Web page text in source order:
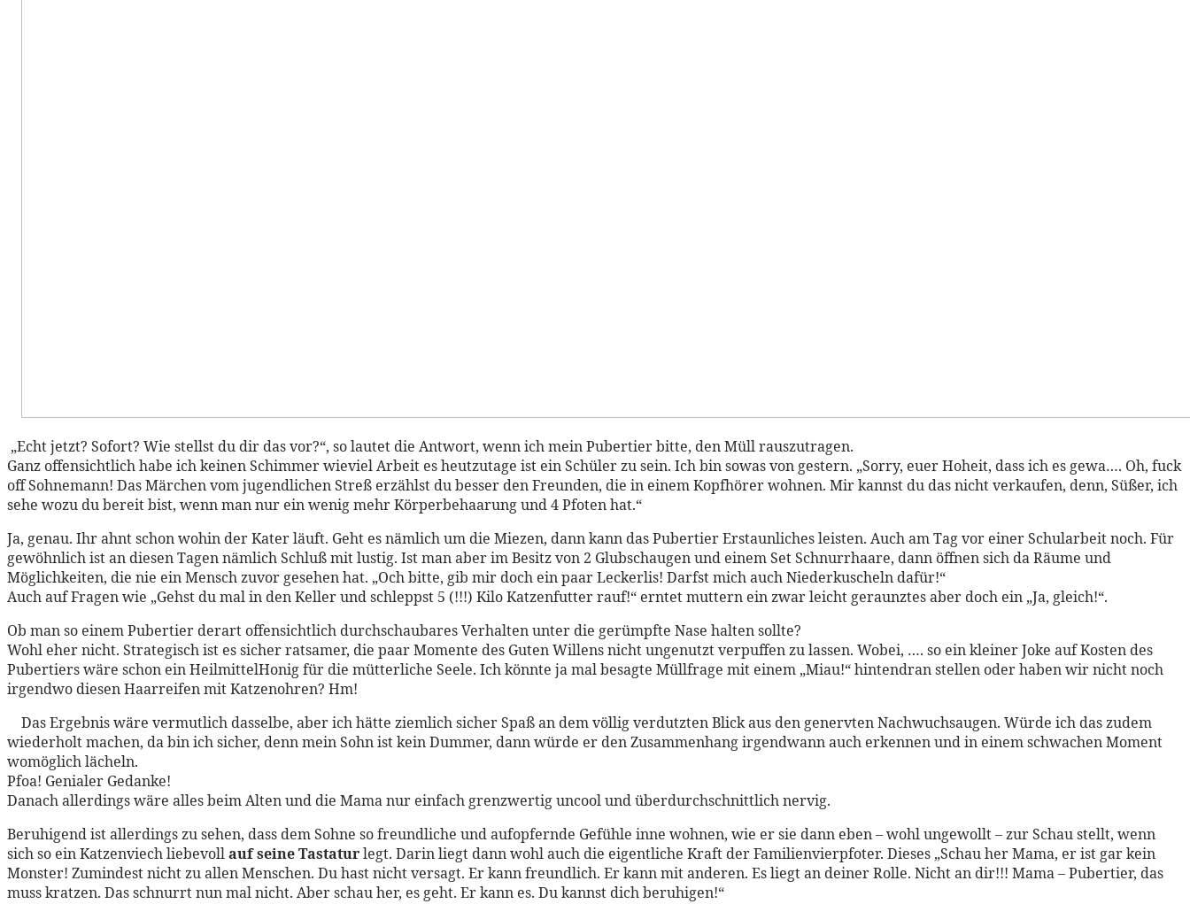
„Echt jetzt? Sofort? Wie stellst du dir das vor?“, so lautet die Antwort, wenn ich mein Pubertier bitte, den Müll rauszutragen.
Ganz offensichtlich habe ich keinen Schimmer wieviel Arbeit es heutzutage ist ein Schüler zu sein. Ich bin sowas von gestern. „Sorry, euer Hoheit, dass ich es gewa…. Oh, fuck
off Sohnemann! Das Märchen vom jugendlichen Streß erzählst du besser den Freunden, die in einem Kopfhörer wohnen. Mir kannst du das nicht verkaufen, denn, Süßer, ich
sehe wozu du bereit bist, wenn man nur ein wenig mehr Körperbehaarung und 4 Pfoten hat.“
Ja, genau. Ihr ahnt schon wohin der Kater läuft. Geht es nämlich um die Miezen, dann kann das Pubertier Erstaunliches leisten. Auch am Tag vor einer Schularbeit noch. Für
gewöhnlich ist an diesen Tagen nämlich Schluß mit lustig. Ist man aber im Besitz von 2 Glubschaugen und einem Set Schnurrhaare, dann öffnen sich da Räume und
Möglichkeiten, die nie ein Mensch zuvor gesehen hat. „Och bitte, gib mir doch ein paar Leckerlis! Darfst mich auch Niederkuscheln dafür!“
Auch auf Fragen wie „Gehst du mal in den Keller und schleppst 5 (!!!) Kilo Katzenfutter rauf!“ erntet muttern ein zwar leicht geraunztes aber doch ein „Ja, gleich!“.
Ob man so einem Pubertier derart offensichtlich durchschaubares Verhalten unter die gerümpfte Nase halten sollte?
Wohl eher nicht. Strategisch ist es sicher ratsamer, die paar Momente des Guten Willens nicht ungenutzt verpuffen zu lassen. Wobei, …. so ein kleiner Joke auf Kosten des
Pubertiers wäre schon ein HeilmittelHonig für die mütterliche Seele. Ich könnte ja mal besagte Müllfrage mit einem „Miau!“ hintendran stellen oder haben wir nicht noch
irgendwo diesen Haarreifen mit Katzenohren? Hm!
Das Ergebnis wäre vermutlich dasselbe, aber ich hätte ziemlich sicher Spaß an dem völlig verdutzten Blick aus den genervten Nachwuchsaugen. Würde ich das zudem
wiederholt machen, da bin ich sicher, denn mein Sohn ist kein Dummer, dann würde er den Zusammenhang irgendwann auch erkennen und in einem schwachen Moment
womöglich lächeln.
Pfoa! Genialer Gedanke!
Danach allerdings wäre alles beim Alten und die Mama nur einfach grenzwertig uncool und überdurchschnittlich nervig.
Beruhigend ist allerdings zu sehen, dass dem Sohne so freundliche und aufopfernde Gefühle inne wohnen, wie er sie dann eben – wohl ungewollt – zur Schau stellt, wenn
sich so ein Katzenviech liebevollauf seine Tastaturlegt. Darin liegt dann wohl auch die eigentliche Kraft der Familienvierpfoter. Dieses „Schau her Mama, er ist gar kein
Monster! Zumindest nicht zu allen Menschen. Du hast nicht versagt. Er kann freundlich. Er kann mit anderen. Es liegt an deiner Rolle. Nicht an dir!!! Mama – Pubertier, das
muss kratzen. Das schnurrt nun mal nicht. Aber schau her, es geht. Er kann es. Du kannst dich beruhigen!“